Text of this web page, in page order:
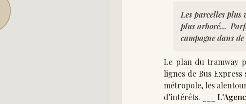
Les parcelles plus
plus arboré…
campagne dans
Le plan du tramway
lignes de Bus Express sont
métropole, les